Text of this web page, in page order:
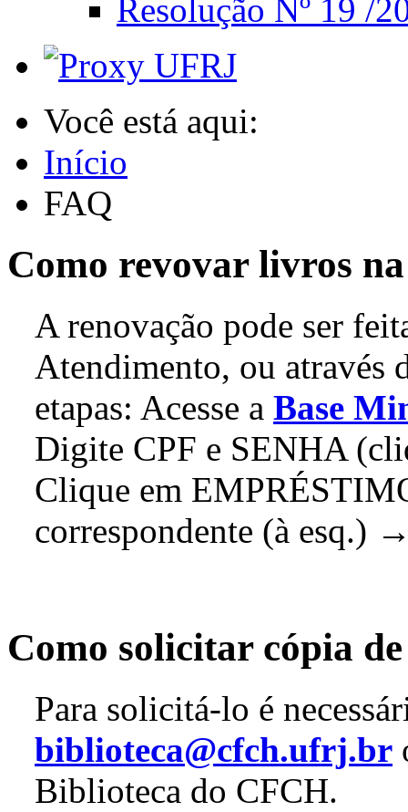
Resolução Nº 19 /
Você está aqui:
Início
FAQ
Como revovar livros
A renovação pode ser
Atendimento, ou através
etapas: Acesse a Base
Digite CPF e SENHA
Clique em
correspondente (à esq.)
Como solicitar cópia
Para solicitá-lo é
biblioteca@cfch.ufrj.br
Biblioteca do CFCH.